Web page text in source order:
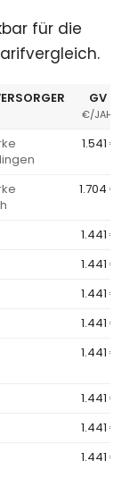
für die
GV Ø
€/JAHR
1.541 €
1.704 €
1.441 €
1.441 €
1.441 €
1.441 €
1.441 €
1.441 €
1.441 €
1.441 €